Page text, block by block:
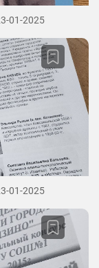
01-2025
01-2025